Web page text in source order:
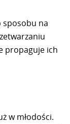
sposobu na
propaguje ich
w młodości.